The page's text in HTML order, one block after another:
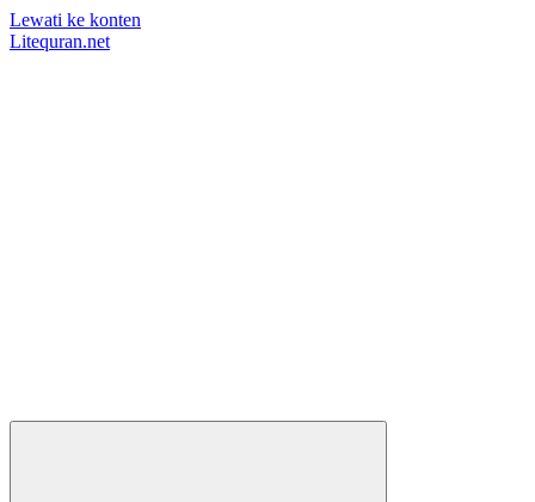
Lewati ke konten
Litequran.net